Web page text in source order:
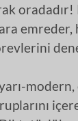
emreder,